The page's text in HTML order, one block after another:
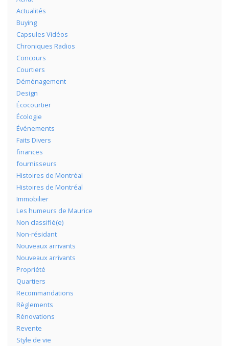
Actualités
Buying
Capsules Vidéos
Chroniques Radios
Concours
Courtiers
Déménagement
Design
Écocourtier
Écologie
Événements
Faits Divers
finances
fournisseurs
Histoires de Montréal
Histoires de Montréal
Immobilier
Les humeurs de Maurice
Non classifié(e)
Non-résidant
Nouveaux arrivants
Nouveaux arrivants
Propriété
Quartiers
Recommandations
Règlements
Rénovations
Revente
Style de vie